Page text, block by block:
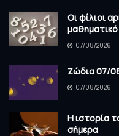
Οι φίλιοι
07/08/2026
Ζώδια 07/
07/08/2026
Η ιστορία
σήμερα